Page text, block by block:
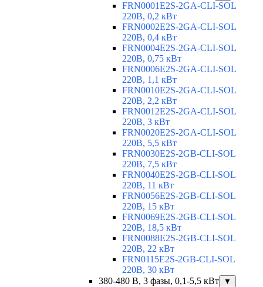
FRN0001E2S-2GA-CLI-SOL
220В, 0,2 кВт
FRN0002E2S-2GA-CLI-SOL
220В, 0,4 кВт
FRN0004E2S-2GA-CLI-SOL
220В, 0,75 кВт
FRN0006E2S-2GA-CLI-SOL
220В, 1,1 кВт
FRN0010E2S-2GA-CLI-SOL
220В, 2,2 кВт
FRN0012E2S-2GA-CLI-SOL
220В, 3 кВт
FRN0020E2S-2GA-CLI-SOL
220В, 5,5 кВт
FRN0030E2S-2GB-CLI-SOL
220В, 7,5 кВт
FRN0040E2S-2GB-CLI-SOL
220В, 11 кВт
FRN0056E2S-2GB-CLI-SOL
220В, 15 кВт
FRN0069E2S-2GB-CLI-SOL
220В, 18,5 кВт
FRN0088E2S-2GB-CLI-SOL
220В, 22 кВт
FRN0115E2S-2GB-CLI-SOL
220В, 30 кВт
380-480 В, 3 фазы, 0,1-5,5 кВт
▼